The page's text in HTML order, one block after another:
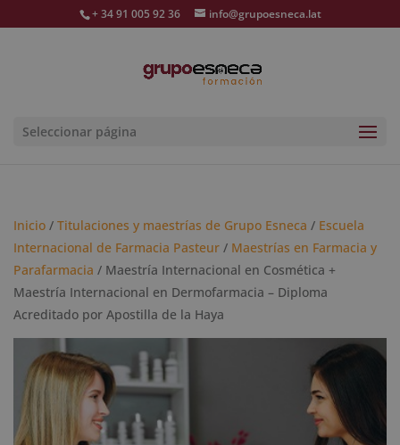
+ 34 91 005 92 36 info@grupoesneca.lat
Seleccionar página
Inicio / Titulaciones y maestrías de Grupo Esneca / Escuela
Internacional de Farmacia Pasteur / Maestrías en Farmacia y
Parafarmacia / Maestría Internacional en Cosmética +
Maestría Internacional en Dermofarmacia – Diploma
Acreditado por Apostilla de la Haya